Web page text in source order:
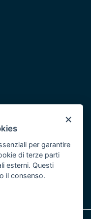
×
per garantire
di terze parti
esterni. Questi
il consenso.